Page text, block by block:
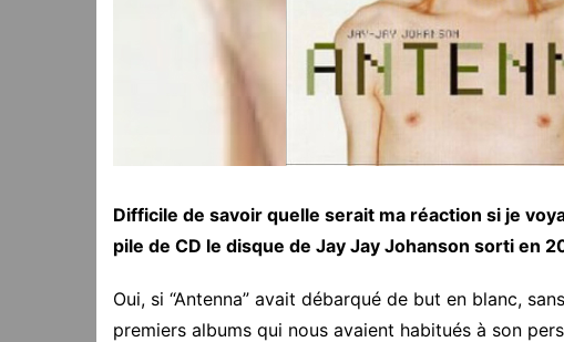
Difficile de savoir quelle serait ma réaction si je
pile de CD le disque de Jay Jay Johanson sorti en
Oui, si “Antenna” avait débarqué de but en blanc,
premiers albums qui nous avaient habitués à son